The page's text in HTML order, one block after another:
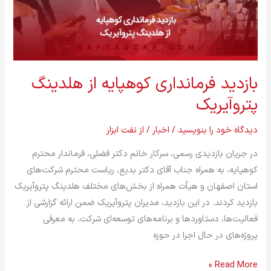
بازدید فرمانداری کوهپایه از هلدینگ
پتروآیریک
دیدگاه‌ خود را بنویسید / اخبار / از نفت ابزار
در جریان بازدیدی رسمی، سرکار خانم دکتر فضلی، فرماندار محترم
کوهپایه، به همراه جناب آقای دکتر بدیع، ریاست محترم شرکت‌های
استان اصفهان و هیأت همراه از بخش‌های مختلف هلدینگ پتروآیریک
بازدید کردند. در این بازدید، مدیران پتروآیریک ضمن ارائه گزارشی از
فعالیت‌ها، دستاوردها و برنامه‌های توسعه‌ای شرکت، به معرفی
پروژه‌های در حال اجرا در حوزه
پتروآیریک
Read More »